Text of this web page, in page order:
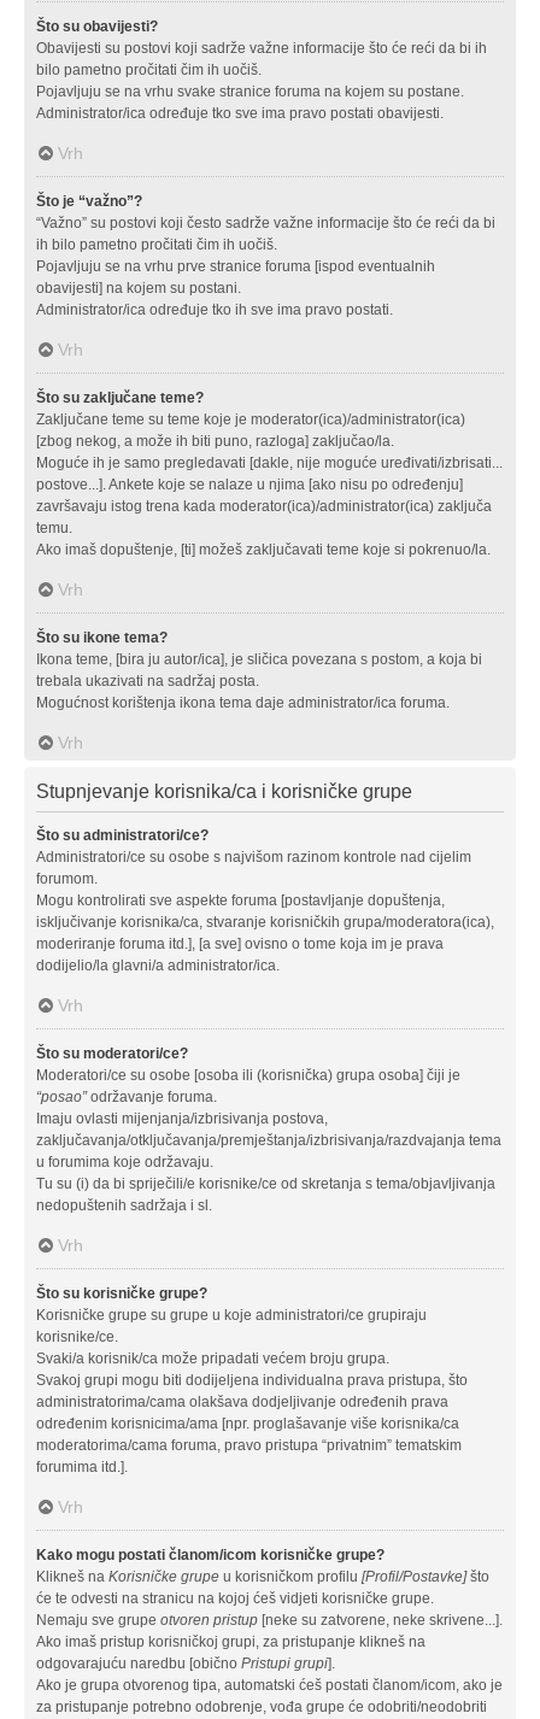
Što su obavijesti?
Obavijesti su postovi koji sadrže važne informacije što će reći da bi ih
bilo pametno pročitati čim ih uočiš.
Pojavljuju se na vrhu svake stranice foruma na kojem su postane.
Administrator/ica određuje tko sve ima pravo postati obavijesti.
Vrh
Što je “važno”?
“Važno” su postovi koji često sadrže važne informacije što će reći da bi
ih bilo pametno pročitati čim ih uočiš.
Pojavljuju se na vrhu prve stranice foruma [ispod eventualnih
obavijesti] na kojem su postani.
Administrator/ica određuje tko ih sve ima pravo postati.
Vrh
Što su zaključane teme?
Zaključane teme su teme koje je moderator(ica)/administrator(ica)
[zbog nekog, a može ih biti puno, razloga] zaključao/la.
Moguće ih je samo pregledavati [dakle, nije moguće uređivati/izbrisati...
postove...]. Ankete koje se nalaze u njima [ako nisu po određenju]
završavaju istog trena kada moderator(ica)/administrator(ica) zaključa
temu.
Ako imaš dopuštenje, [ti] možeš zaključavati teme koje si pokrenuo/la.
Vrh
Što su ikone tema?
Ikona teme, [bira ju autor/ica], je sličica povezana s postom, a koja bi
trebala ukazivati na sadržaj posta.
Mogućnost korištenja ikona tema daje administrator/ica foruma.
Vrh
Stupnjevanje korisnika/ca i korisničke grupe
Što su administratori/ce?
Administratori/ce su osobe s najvišom razinom kontrole nad cijelim
forumom.
Mogu kontrolirati sve aspekte foruma [postavljanje dopuštenja,
isključivanje korisnika/ca, stvaranje korisničkih grupa/moderatora(ica),
moderiranje foruma itd.], [a sve] ovisno o tome koja im je prava
dodijelio/la glavni/a administrator/ica.
Vrh
Što su moderatori/ce?
Moderatori/ce su osobe [osoba ili (korisnička) grupa osoba] čiji je
“posao”održavanje foruma.
Imaju ovlasti mijenjanja/izbrisivanja postova,
zaključavanja/otključavanja/premještanja/izbrisivanja/razdvajanja tema
u forumima koje održavaju.
Tu su (i) da bi spriječili/e korisnike/ce od skretanja s tema/objavljivanja
nedopuštenih sadržaja i sl.
Vrh
Što su korisničke grupe?
Korisničke grupe su grupe u koje administratori/ce grupiraju
korisnike/ce.
Svaki/a korisnik/ca može pripadati većem broju grupa.
Svakoj grupi mogu biti dodijeljena individualna prava pristupa, što
administratorima/cama olakšava dodjeljivanje određenih prava
određenim korisnicima/ama [npr. proglašavanje više korisnika/ca
moderatorima/cama foruma, pravo pristupa “privatnim” tematskim
forumima itd.].
Vrh
Kako mogu postati članom/icom korisničke grupe?
Klikneš na Korisničke grupe u korisničkom profilu [Profil/Postavke]što
će te odvesti na stranicu na kojoj ćeš vidjeti korisničke grupe.
Nemaju sve grupe otvoren pristup [neke su zatvorene, neke skrivene...].
Ako imaš pristup korisničkoj grupi, za pristupanje klikneš na
odgovarajuću naredbu [obično Pristupi grupi].
Ako je grupa otvorenog tipa, automatski ćeš postati članom/icom, ako je
za pristupanje potrebno odobrenje, vođa grupe će odobriti/neodobriti